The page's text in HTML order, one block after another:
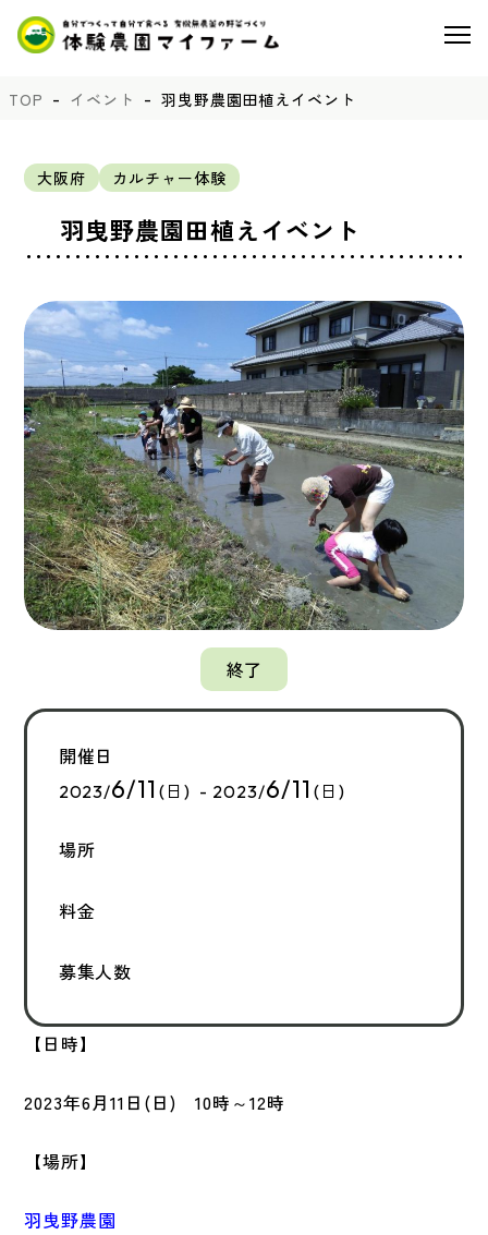
TOP イベント 羽曳野農園田植えイベント
大阪府 カルチャー体験
羽曳野農園田植えイベント
終了
開催日
2023/6/11 (日) - 2023/6/11 (日)
場所
料金
募集人数
【日時】
2023年6月11日(日) 10時～12時
【場所】
羽曳野農園